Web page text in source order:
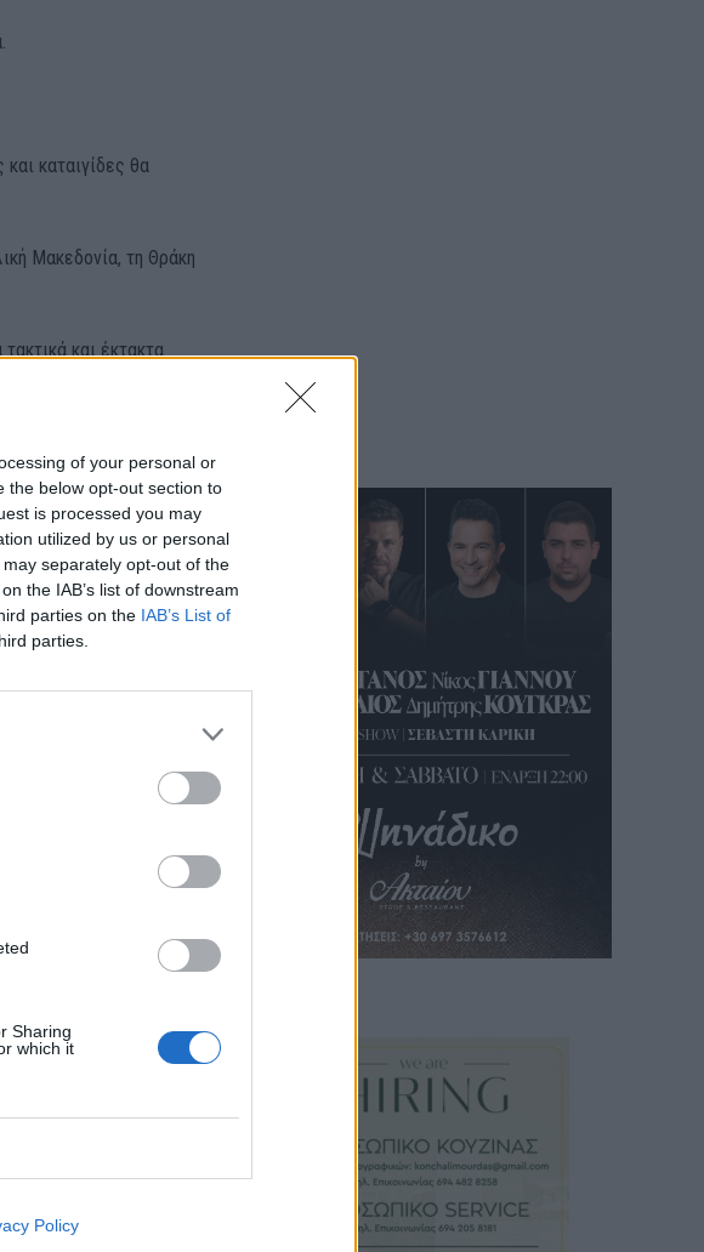
of your personal or
the below opt-out section to
is processed you may
utilized by us or personal
separately opt-out of the
the IAB’s list of downstream
parties on the IAB’s List of
parties.
Sharing
which it
Policy
καταιγίδες θα
Μακεδονία, τη Θράκη
και έκτακτα
Επόμενο άρθρο
εκείνη…: Μαθεύτηκε η
καλλονή Αλεξάνδρα